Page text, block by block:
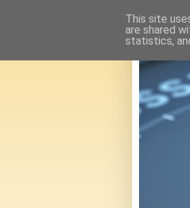
This site
are shared
statistics,